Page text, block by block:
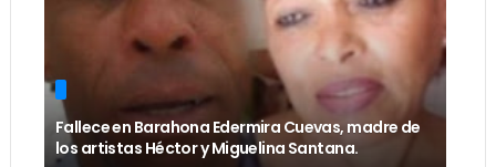
Fallece en Barahona Edermira Cuevas, madre de
los artistas Héctor y Miguelina Santana.